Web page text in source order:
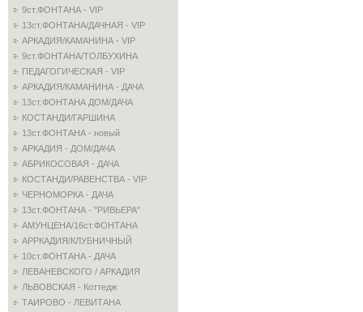
9ст.ФОНТАНА - VIP
13ст.ФОНТАНА/ДАЧНАЯ - VIP
АРКАДИЯ/КАМАНИНА - VIP
9ст.ФОНТАНА/ТОЛБУХИНА
ПЕДАГОГИЧЕСКАЯ - VIP
АРКАДИЯ/КАМАНИНА - ДАЧА
13ст.ФОНТАНА ДОМ/ДАЧА
КОСТАНДИ/ГАРШИНА
13ст.ФОНТАНА - новый
АРКАДИЯ - ДОМ/ДАЧА
АБРИКОСОВАЯ - ДАЧА
КОСТАНДИ/РАВЕНСТВА - VIP
ЧЕРНОМОРКА - ДАЧА
13ст.ФОНТАНА - "РИВЬЕРА"
АМУНЦЕНА/16ст.ФОНТАНА
АРРКАДИЯ/КЛУБНИЧНЫЙ
10ст.ФОНТАНА - ДАЧА
ЛЕВАНЕВСКОГО / АРКАДИЯ
ЛЬВОВСКАЯ - Коттедж
ТАИРОВО - ЛЕВИТАНА